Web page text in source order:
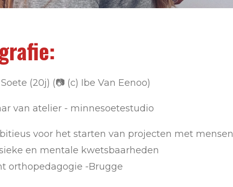
(20j) (📷 (c) Ibe Van Eenoo)
van atelier - minnesoetestudio
voor het starten van projecten met mensen
en mentale kwetsbaarheden
orthopedagogie -Brugge